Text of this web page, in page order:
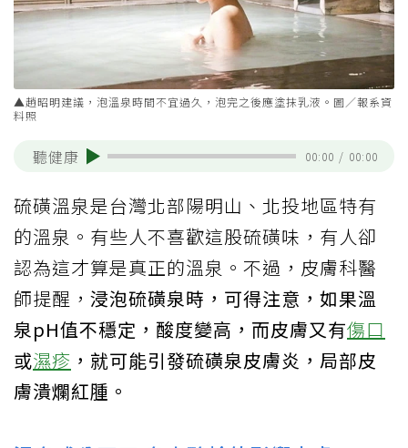
▲趙昭明建議，泡溫泉時間不宜過久，泡完之後應塗抹乳液。圖／報系資
料照
聽健康 00:00 / 00:00
硫磺溫泉是台灣北部陽明山、北投地區特有
的溫泉。有些人不喜歡這股硫磺味，有人卻
認為這才算是真正的溫泉。不過，皮膚科醫
師提醒， 浸泡硫磺泉時，可得注意，如果溫
泉pH值不穩定，酸度變高，而皮膚又有傷口
或濕疹 ，就可能引發硫磺泉皮膚炎，局部皮
膚潰爛紅腫。